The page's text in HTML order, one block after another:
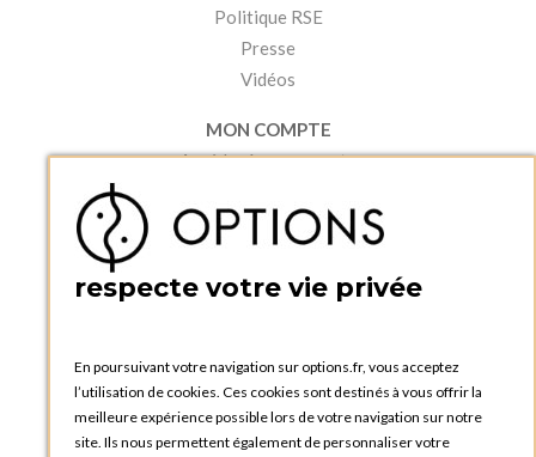
Politique RSE
Presse
Vidéos
MON COMPTE
Accéder à mon compte
Créer un compte
PRATIQUE
Catalogues et bons de commande
Tutoriels
respecte votre vie privée
En poursuivant votre navigation sur options.fr, vous acceptez
l’utilisation de cookies. Ces cookies sont destinés à vous offrir la
meilleure expérience possible lors de votre navigation sur notre
site. Ils nous permettent également de personnaliser votre